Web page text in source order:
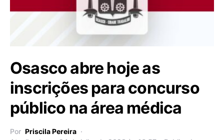
Osasco abre hoje as
inscrições para concurso
público na área médica
Por Priscila Pereira